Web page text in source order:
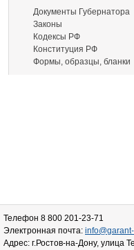
Документы Губернатора
Законы
Кодексы РФ
Конституция РФ
Формы, образцы, бланки
Телефон 8 800 201-23-71
Электронная почта:
Адрес: г.Ростов-на-Дону, улица